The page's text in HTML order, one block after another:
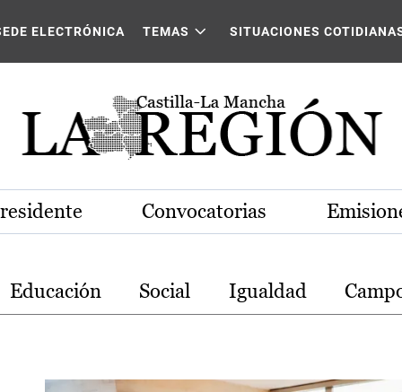
La Mancha
ELECTRÓNICA TEMAS SITUACIONES
Convocatorias
Educación Social Igualdad